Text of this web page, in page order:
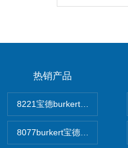
热销产品
8221宝德burkert电导率探头
8077burkert宝德椭圆齿轮脉